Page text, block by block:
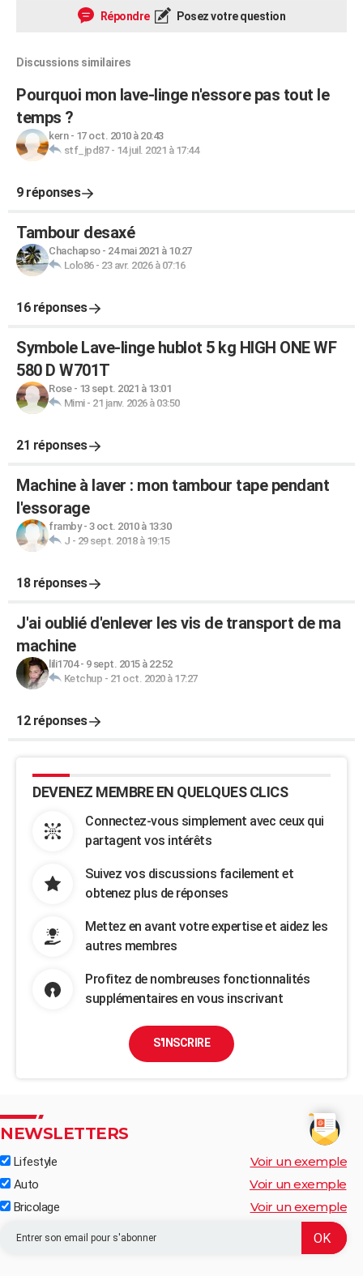
Répondre Posez votre question
Discussions similaires
Pourquoi mon lave-linge n'essore pas tout le
temps ?
kern- 17 oct. 2010 à 20:43
stf_jpd87- 14 juil. 2021 à 17:44
9 réponses
Tambour desaxé
Chachapso- 24 mai 2021 à 10:27
Lolo86- 23 avr. 2026 à 07:16
16 réponses
Symbole Lave-linge hublot 5 kg HIGH ONE WF
580 D W701T
Rose- 13 sept. 2021 à 13:01
Mimi- 21 janv. 2026 à 03:50
21 réponses
Machine à laver : mon tambour tape pendant
l'essorage
framby- 3 oct. 2010 à 13:30
J - 29 sept. 2018 à 19:15
18 réponses
J'ai oublié d'enlever les vis de transport de ma
machine
lili1704- 9 sept. 2015 à 22:52
Ketchup - 21 oct. 2020 à 17:27
12 réponses
DEVENEZ MEMBRE EN QUELQUES CLICS
Connectez-vous simplement avec ceux qui
partagent vos intérêts
Suivez vos discussions facilement et
obtenez plus de réponses
Mettez en avant votre expertise et aidez les
autres membres
Profitez de nombreuses fonctionnalités
supplémentaires en vous inscrivant
S'INSCRIRE
NEWSLETTERS
Lifestyle Voir un exemple
Auto Voir un exemple
Bricolage Voir un exemple